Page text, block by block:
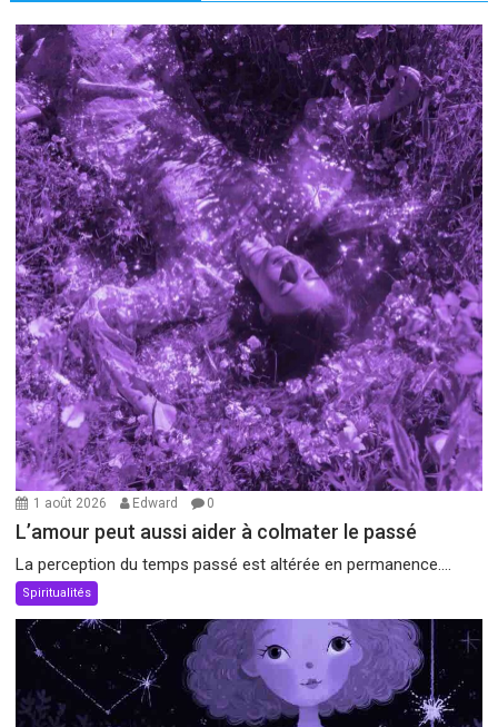
1 août 2026 Edward 0
L’amour peut aussi aider à colmater le passé
La perception du temps passé est altérée en permanence....
Spiritualités